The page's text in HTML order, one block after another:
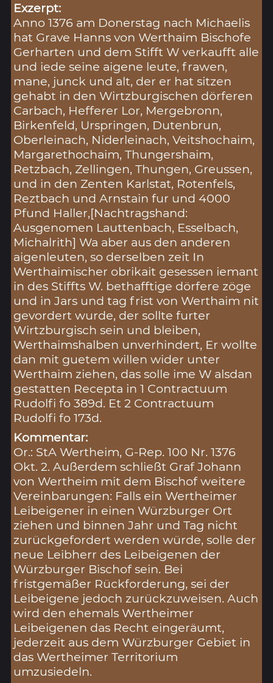
Exzerpt:
Anno 1376 am Donerstag nach Michaelis
hat Grave Hanns von Werthaim Bischofe
Gerharten und dem Stifft W verkaufft alle
und iede seine aigene leute, frawen,
mane, junck und alt, der er hat sitzen
gehabt in den Wirtzburgischen dörferen
Carbach, Hefferer Lor, Mergebronn,
Birkenfeld, Urspringen, Dutenbrun,
Oberleinach, Niderleinach, Veitshochaim,
Margarethochaim, Thungershaim,
Retzbach, Zellingen, Thungen, Greussen,
und in den Zenten Karlstat, Rotenfels,
Reztbach und Arnstain fur und 4000
Pfund Haller,[Nachtragshand:
Ausgenomen Lauttenbach, Esselbach,
Michalrith] Wa aber aus den anderen
aigenleuten, so derselben zeit In
Werthaimischer obrikait gesessen iemant
in des Stiffts W. bethafftige dörfere zöge
und in Jars und tag frist von Werthaim nit
gevordert wurde, der sollte furter
Wirtzburgisch sein und bleiben,
Werthaimshalben unverhindert, Er wollte
dan mit guetem willen wider unter
Werthaim ziehen, das solle ime W alsdan
gestatten Recepta in 1 Contractuum
Rudolfi fo 389d. Et 2 Contractuum
Rudolfi fo 173d.
Kommentar:
Or.: StA Wertheim, G-Rep. 100 Nr. 1376
Okt. 2. Außerdem schließt Graf Johann
von Wertheim mit dem Bischof weitere
Vereinbarungen: Falls ein Wertheimer
Leibeigener in einen Würzburger Ort
ziehen und binnen Jahr und Tag nicht
zurückgefordert werden würde, solle der
neue Leibherr des Leibeigenen der
Würzburger Bischof sein. Bei
fristgemäßer Rückforderung, sei der
Leibeigene jedoch zurückzuweisen. Auch
wird den ehemals Wertheimer
Leibeigenen das Recht eingeräumt,
jederzeit aus dem Würzburger Gebiet in
das Wertheimer Territorium
umzusiedeln.